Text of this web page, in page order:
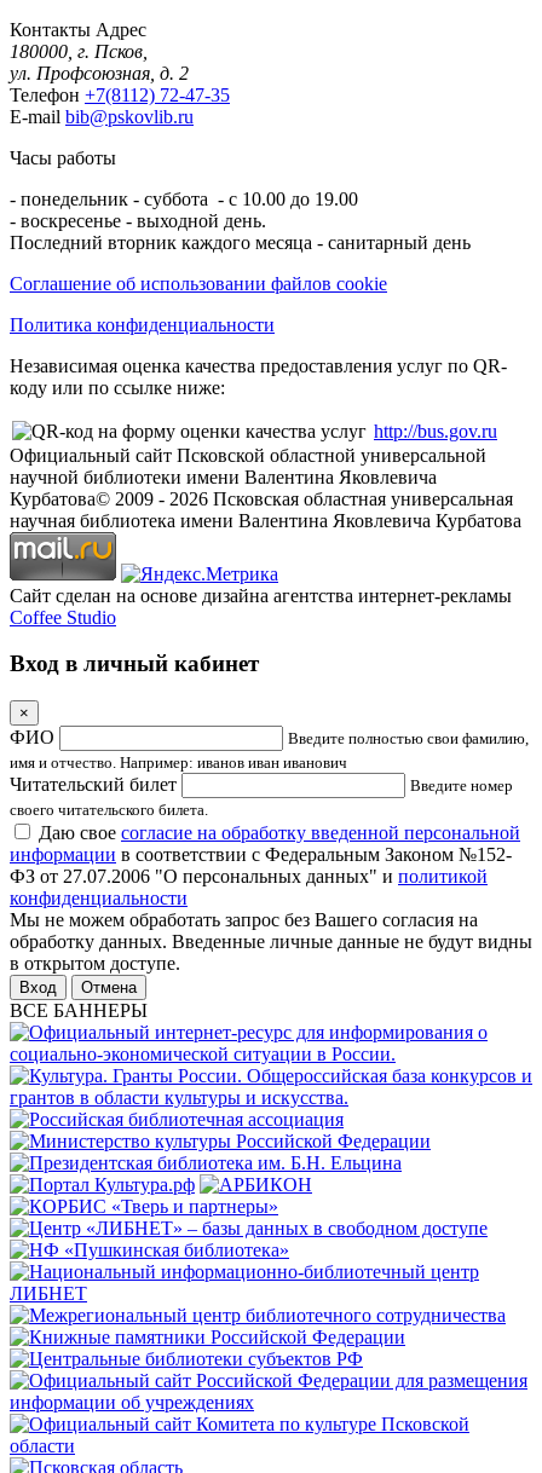
Контакты Адрес
180000, г. Псков,
ул. Профсоюзная, д. 2
Телефон +7(8112) 72-47-35
E-mail bib@pskovlib.ru
Часы работы
- понедельник - суббота - с 10.00 до 19.00
- воскресенье - выходной день.
Последний вторник каждого месяца - санитарный день
Соглашение об использовании файлов cookie
Политика конфиденциальности
Независимая оценка качества предоставления услуг по QR-
коду или по ссылке ниже:
http://bus.gov.ru
Официальный сайт Псковской областной универсальной
научной библиотеки имени Валентина Яковлевича
Курбатова© 2009 - 2026 Псковская областная универсальная
научная библиотека имени Валентина Яковлевича Курбатова
Сайт сделан на основе дизайна агентства интернет-рекламы
Coffee Studio
Вход в личный кабинет
×
ФИО
Введите полностью свои фамилию,
имя и отчество. Например: иванов иван иванович
Читательский билет
Введите номер
своего читательского билета.
Даю свое согласие на обработку введенной персональной
информации в соответствии с Федеральным Законом №152-
ФЗ от 27.07.2006 "О персональных данных" и политикой
конфиденциальности
Мы не можем обработать запрос без Вашего согласия на
обработку данных. Введенные личные данные не будут видны
в открытом доступе.
Отмена
ВСЕ БАННЕРЫ